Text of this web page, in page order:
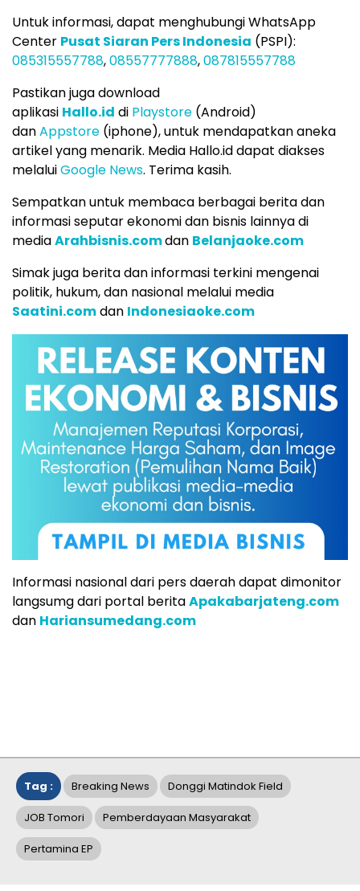
Untuk informasi, dapat menghubungi WhatsApp
Center Pusat Siaran Pers Indonesia (PSPI):
085315557788,08557777888,087815557788
Pastikan juga download
aplikasi Hallo.id di Playstore (Android)
danAppstore (iphone), untuk mendapatkan aneka
artikel yang menarik. Media Hallo.id dapat diakses
melaluiGoogle News. Terima kasih.
Sempatkan untuk membaca berbagai berita dan
informasi seputar ekonomi dan bisnis lainnya di
mediaArahbisnis.comdan Belanjaoke.com
Simak juga berita dan informasi terkini mengenai
politik, hukum, dan nasional melalui media
Saatini.comdan Indonesiaoke.com
Informasi nasional dari pers daerah dapat dimonitor
langsumg dari portal beritaApakabarjateng.com
dan Hariansumedang.com
Tag : Breaking News Donggi Matindok Field
JOB Tomori Pemberdayaan Masyarakat
Pertamina EP